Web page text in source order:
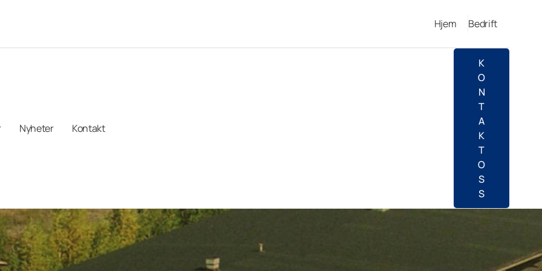
Hjem Bedrift
Nyheter Kontakt
K
O
N
T
A
K
T
O
S
S